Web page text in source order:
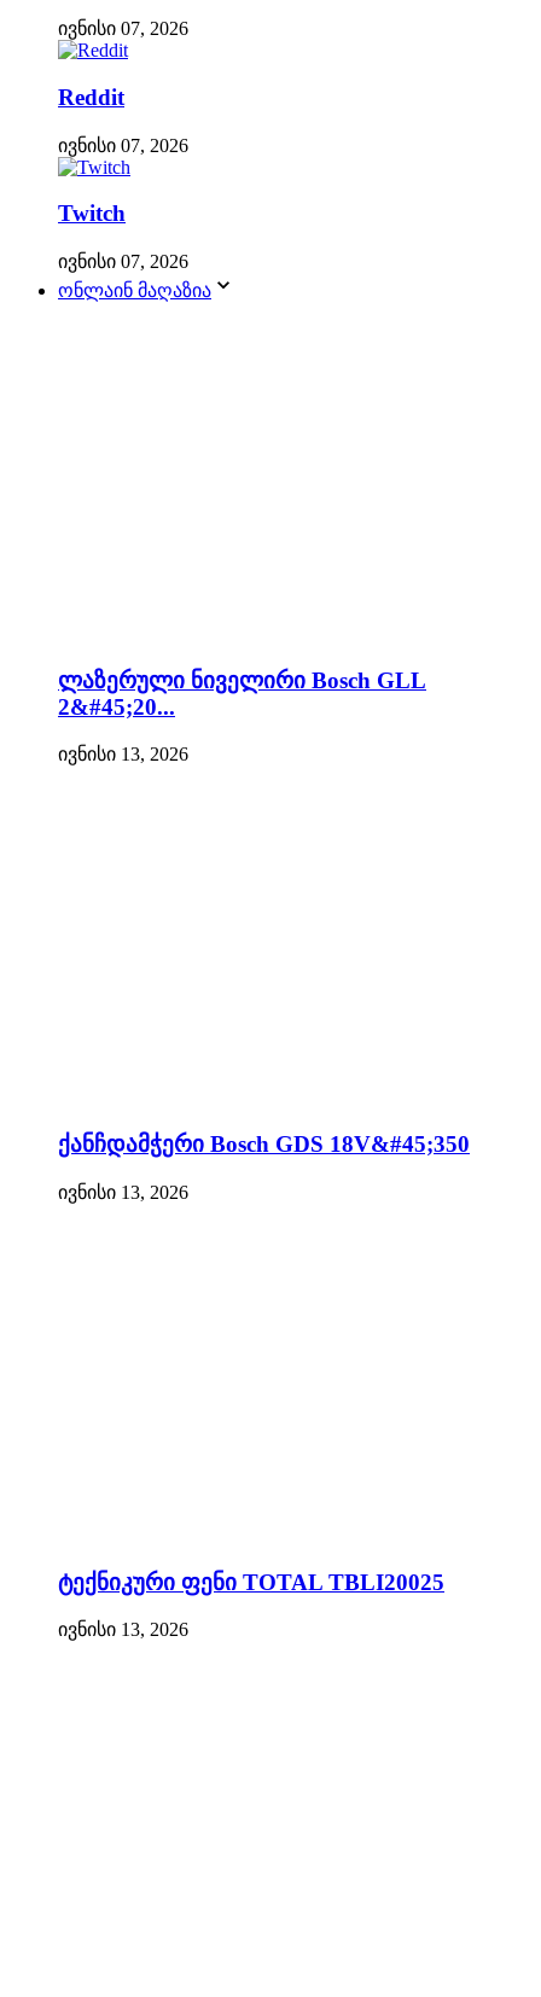
ივნისი 07, 2026
Reddit
ივნისი 07, 2026
Twitch
ივნისი 07, 2026
ონლაინ მაღაზია
ლაზერული ნიველირი Bosch GLL
2&#45;20...
ივნისი 13, 2026
ქანჩდამჭერი Bosch GDS 18V&#45;350
ივნისი 13, 2026
ტექნიკური ფენი TOTAL TBLI20025
ივნისი 13, 2026